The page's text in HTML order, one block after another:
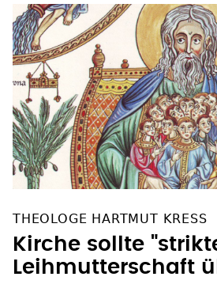
THEOLOGE HARTMUT KRESS
Kirche sollte
Leihmutterschaft